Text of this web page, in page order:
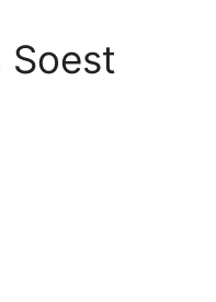
Soest